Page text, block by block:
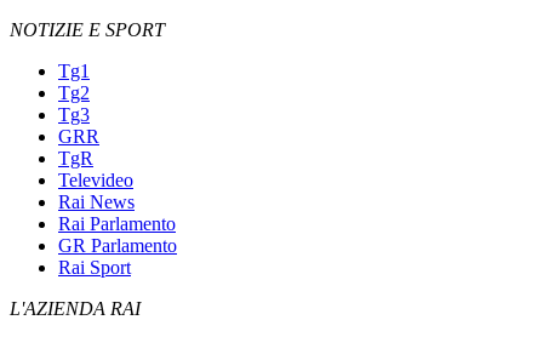
NOTIZIE E SPORT
Tg1
Tg2
Tg3
GRR
TgR
Televideo
Rai News
Rai Parlamento
GR Parlamento
Rai Sport
L'AZIENDA RAI